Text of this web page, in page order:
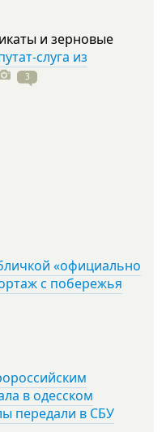
и зерновые
слуга из
3
«официально
с побережья
в одесском
передали в СБУ